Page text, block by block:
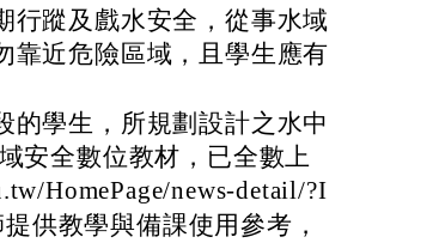
行蹤及戲水安全，從事水域
靠近危險區域，且學生應有
的學生，所規劃設計之水中
安全數位教材，已全數上
HomePage/news-detail/?I
供教學與備課使用參考，